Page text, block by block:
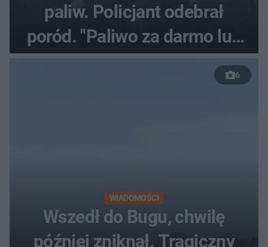
paliw. Policjant odebrał
poród. "Paliwo za darmo lub
50 %!"
6
WIADOMOŚCI
Wszedł do Bugu, chwilę
później zniknął. Tragiczny